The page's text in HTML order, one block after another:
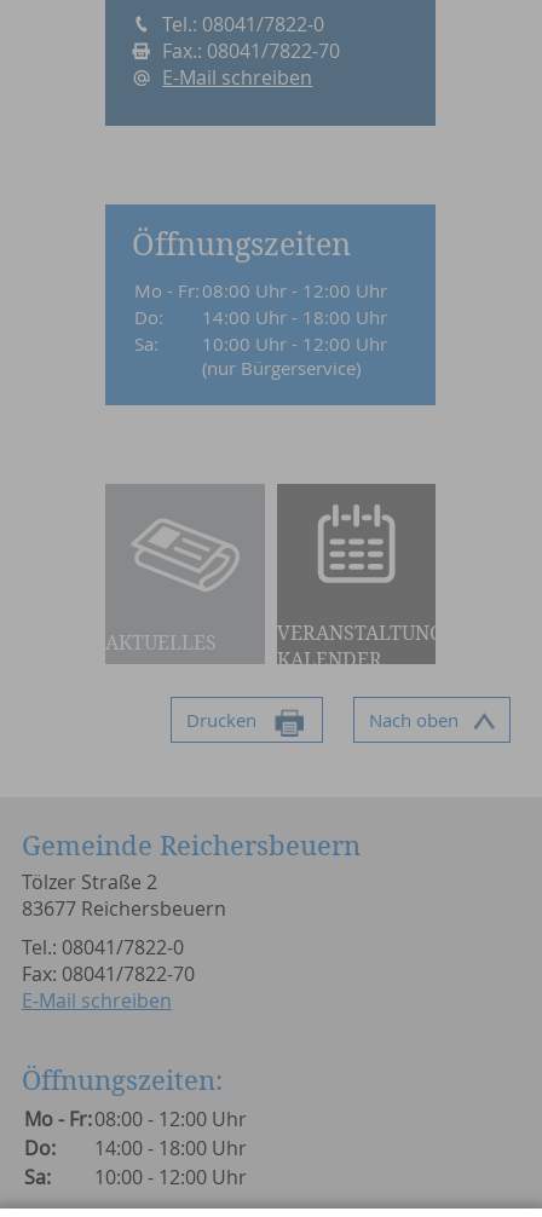
Tel.: 08041/7822-0
Fax.: 08041/7822-70
E-Mail schreiben
Öffnungszeiten
Mo - Fr: 08:00 Uhr - 12:00 Uhr
Do:
14:00 Uhr - 18:00 Uhr
Sa:
10:00 Uhr - 12:00 Uhr
(nur Bürgerservice)
AKTUELLES
VERANSTALTUNGS-
KALENDER
Drucken Nach oben
Gemeinde Reichersbeuern
Tölzer Straße 2
83677 Reichersbeuern
Tel.: 08041/7822-0
Fax: 08041/7822-70
E-Mail schreiben
Öffnungszeiten:
Mo - Fr:08:00 - 12:00 Uhr
Do:
14:00 - 18:00 Uhr
Sa:
10:00 - 12:00 Uhr